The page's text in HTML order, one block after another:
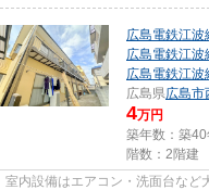
広島電鉄江波
広島電鉄江波
広島電鉄江波
広島県広島市
4万円
築年数：築40
階数：2階建
室内設備はエアコン・洗面台など